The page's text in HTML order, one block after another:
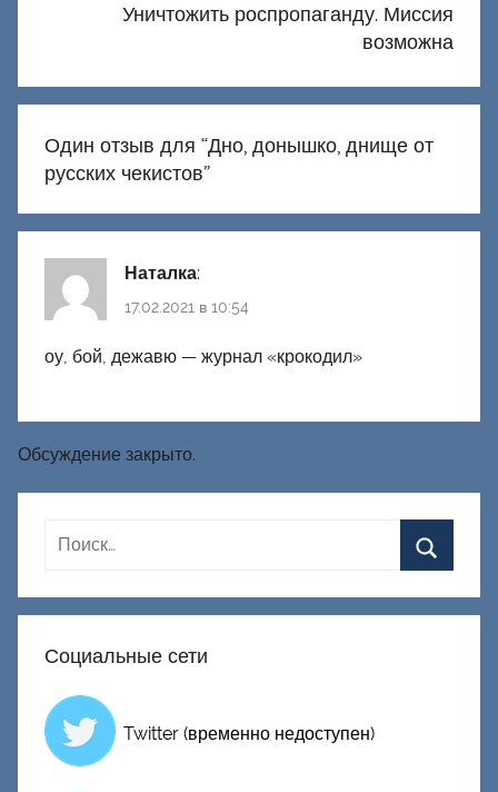
Уничтожить роспропаганду. Миссия
возможна
Один отзыв для “Дно, донышко, днище от
русских чекистов”
Наталка:
17.02.2021 в 10:54
оу, бой, дежавю — журнал «крокодил»
Обсуждение закрыто.
Социальные сети
Twitter (временно недоступен)